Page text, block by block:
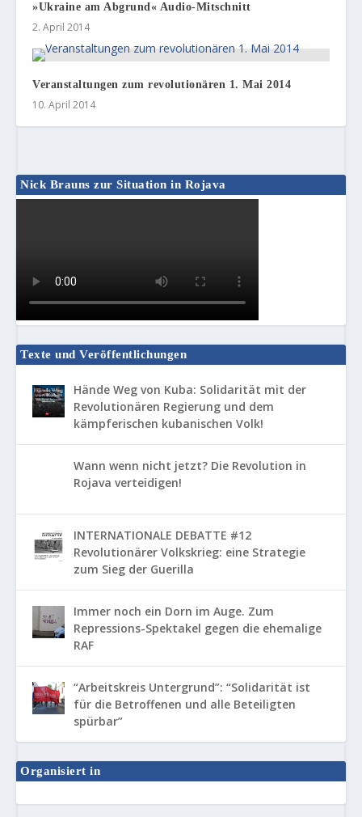
»Ukraine am Abgrund« Audio-Mitschnitt
2. April 2014
Veranstaltungen zum revolutionären 1. Mai 2014
10. April 2014
Nick Brauns zur Situation in Rojava
Texte und Veröffentlichungen
Hände Weg von Kuba: Solidarität mit der
Revolutionären Regierung und dem
kämpferischen kubanischen Volk!
Wann wenn nicht jetzt? Die Revolution in
Rojava verteidigen!
INTERNATIONALE DEBATTE #12
Revolutionärer Volkskrieg: eine Strategie
zum Sieg der Guerilla
Immer noch ein Dorn im Auge. Zum
Repressions-Spektakel gegen die ehemalige
RAF
“Arbeitskreis Untergrund”: “Solidarität ist
für die Betroffenen und alle Beteiligten
spürbar”
Organisiert in